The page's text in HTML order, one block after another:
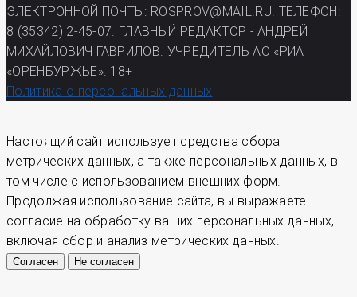
ЭЛЕКТРОННОЙ ПОЧТЫ: ROSPROV@MAIL.RU. ТЕЛЕФОН:
8 (35342) 2-45-07. ГЛАВНЫЙ РЕДАКТОР - АНДРЕЙ
МИХАЙЛОВИЧ ГАВРИЛОВ. УЧРЕДИТЕЛЬ АО «РИА
«ОРЕНБУРЖЬЕ». 18+
Политика о персональных данных
Настоящий сайт использует средства сбора
метрических данных, а также персональных данных, в
том числе с использованием внешних форм.
Продолжая использование сайта, вы выражаете
согласие на обработку ваших персональных данных,
включая сбор и анализ метрических данных.
Согласен Не согласен